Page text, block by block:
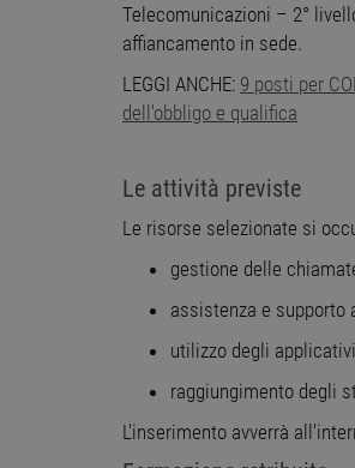
Telecomunicazioni – 2°
affiancamento in sede.
LEGGI ANCHE: 9 posti per
dell'obbligo e qualifica
Le attività previste
Le risorse selezionate si
gestione delle
assistenza e supporto
utilizzo degli
raggiungimento degli
L'inserimento avverrà